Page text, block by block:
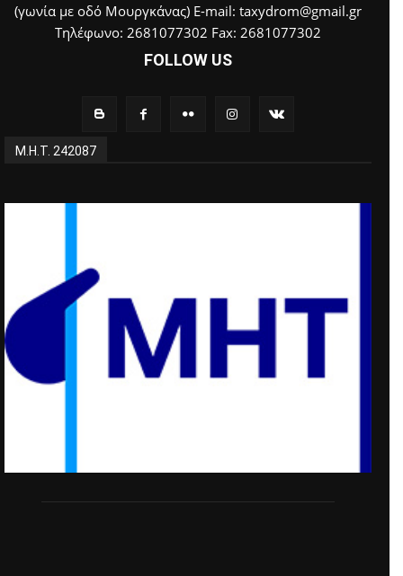
(γωνία με οδό Μουργκάνας) E-mail: taxydrom@gmail.gr
Τηλέφωνο: 2681077302 Fax: 2681077302
FOLLOW US
Μ.Η.Τ. 242087